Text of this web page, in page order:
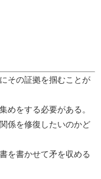
その証拠を掴むことが
めをする必要がある。
係を修復したいのかど
を書かせて矛を収める